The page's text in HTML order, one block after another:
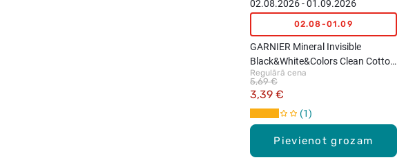
Pievienot grozam
02.08.2026 - 01.09.2026
02.08-01.09
GARNIER Mineral Invisible
Black&White&Colors Clean Cotton
dezodorants-rullītis, 50ml
Regulārā cena
3,39 €
5,69 €
1